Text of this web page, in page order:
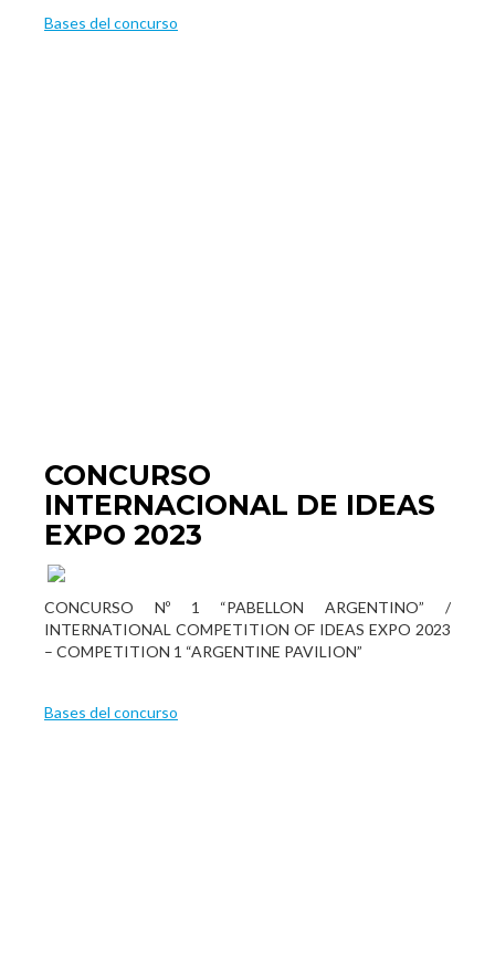
Distrito 5.
Bases del concurso
CONCURSO
INTERNACIONAL DE IDEAS
EXPO 2023
CONCURSO Nº 1 “PABELLON ARGENTINO” /
INTERNATIONAL COMPETITION OF IDEAS EXPO 2023
– COMPETITION 1 “ARGENTINE PAVILION”
Bases del concurso